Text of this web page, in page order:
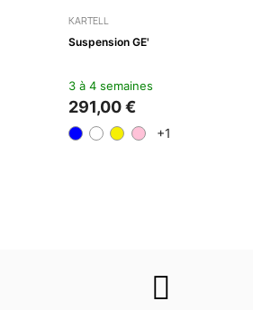
KARTELL
Suspension GE'
3 à 4 semaines
291,00 €
+1